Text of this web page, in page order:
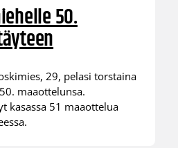
50.
29, pelasi torstaina
maaottelunsa.
kasassa 51 maaottelua